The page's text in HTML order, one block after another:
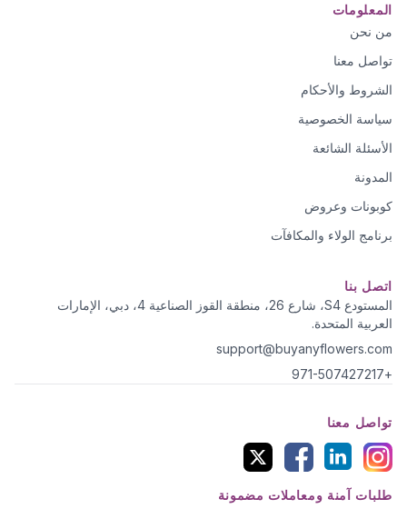
المعلومات
من نحن
تواصل معنا
الشروط والأحكام
سياسة الخصوصية
الأسئلة الشائعة
المدونة
كوبونات وعروض
برنامج الولاء والمكافآت
اتصل بنا
المستودع S4، شارع 26، منطقة القوز الصناعية 4، دبي، الإمارات
العربية المتحدة.
support@buyanyflowers.com
+971-507427217
تواصل معنا
طلبات آمنة ومعاملات مضمونة